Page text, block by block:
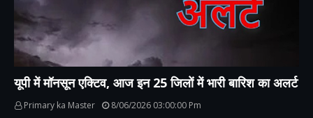
यूपी में मॉनसून एक्टिव, आज इन 25 जिलों में भारी बारिश का अलर्ट
Primary ka Master
8/06/2026 03:00:00 Pm